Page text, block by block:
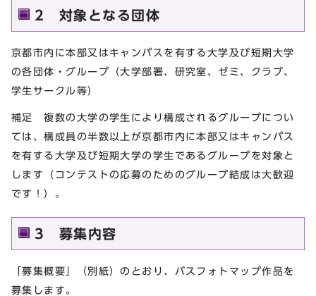
2 対象となる団体
京都市内に本部又はキャンパスを有する大学及び短期大学
の各団体・グループ（大学部署、研究室、ゼミ、クラブ、
学生サークル等）
補足 複数の大学の学生により構成されるグループについ
ては、構成員の半数以上が京都市内に本部又はキャンパス
を有する大学及び短期大学の学生であるグループを対象と
します（コンテストの応募のためのグループ結成は大歓迎
です！）。
3 募集内容
「募集概要」（別紙）のとおり、バスフォトマップ作品を
募集します。